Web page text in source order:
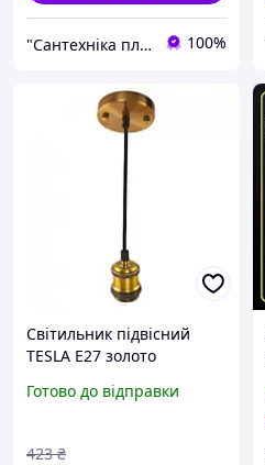
"Сантехніка плюс" 100%
Світильник підвісний
TESLA Е27 золото
Готово до відправки
423 ₴